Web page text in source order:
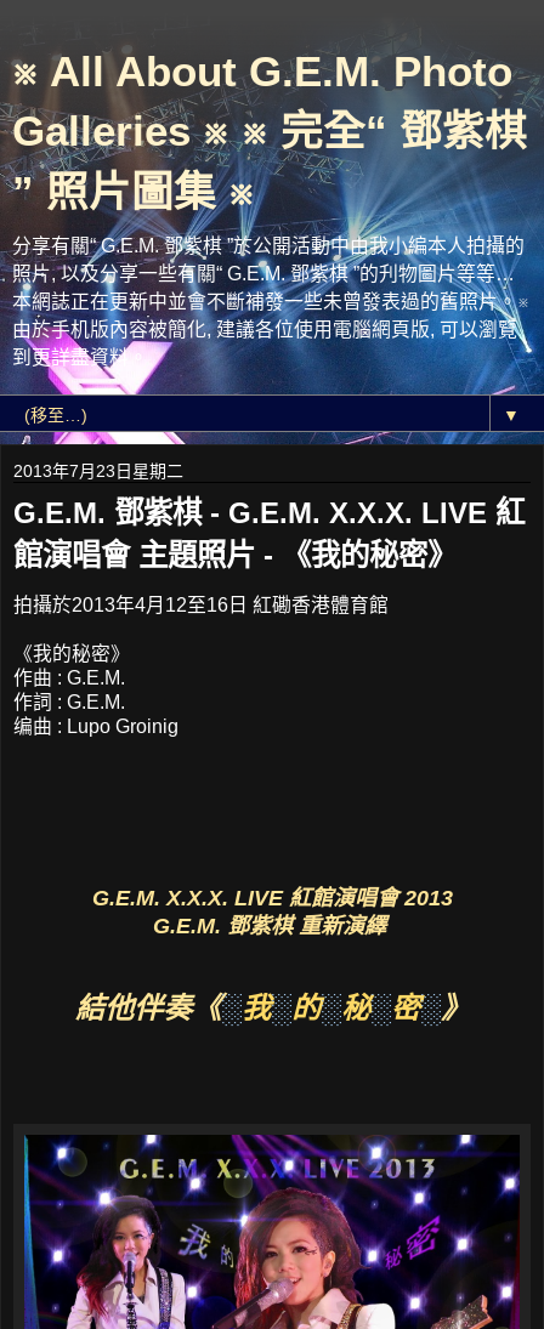
※ All About G.E.M. Photo
Galleries ※ ※ 完全“ 鄧紫棋
” 照片圖集 ※
分享有關“ G.E.M. 鄧紫棋 ”於公開活動中由我小編本人拍攝的
照片, 以及分享一些有關“ G.E.M. 鄧紫棋 ”的刋物圖片等等…
本網誌正在更新中並會不斷補發一些未曾發表過的舊照片。※
由於手机版內容被簡化, 建議各位使用電腦網頁版, 可以瀏覽
到更詳盡資料。
▼
2013年7月23日星期二
G.E.M. 鄧紫棋 - G.E.M. X.X.X. LIVE 紅
館演唱會 主題照片 - 《我的秘密》
拍攝於2013年4月12至16日 紅磡香港體育館
《我的秘密》
作曲 : G.E.M.
作詞 : G.E.M.
编曲 : Lupo Groinig
G.E.M. X.X.X. LIVE 紅館演唱會 2013
G.E.M. 鄧紫棋 重新演繹
結他伴奏《░我░的░秘░密░》